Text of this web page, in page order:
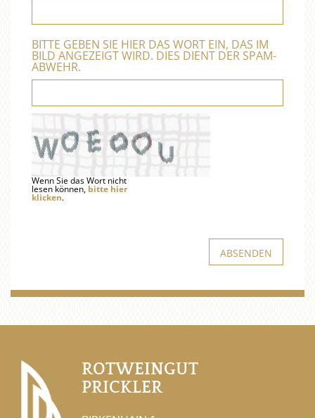
BITTE GEBEN SIE HIER DAS WORT EIN, DAS IM
BILD ANGEZEIGT WIRD. DIES DIENT DER SPAM-
ABWEHR.
Wenn Sie das Wort nicht
lesen können, bitte hier
klicken.
ROTWEINGUT
PRICKLER